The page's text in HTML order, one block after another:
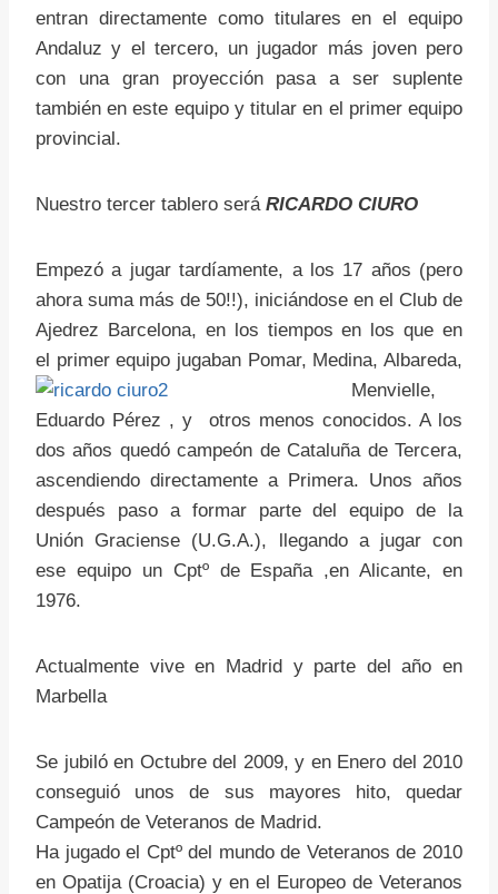
entran directamente como titulares en el equipo
Andaluz y el tercero, un jugador más joven pero
con una gran proyección pasa a ser suplente
también en este equipo y titular en el primer equipo
provincial.
Nuestro tercer tablero será RICARDO CIURO
Empezó a jugar tardíamente, a los 17 años (pero
ahora suma más de 50!!), iniciándose en el Club de
Ajedrez Barcelona, en los tiempos en los que en
el primer equipo jugaban Pomar, Medina, Albareda,
Menvielle,
Eduardo Pérez , y otros menos conocidos. A los
dos años quedó campeón de Cataluña de Tercera,
ascendiendo directamente a Primera. Unos años
después paso a formar parte del equipo de la
Unión Graciense (U.G.A.), llegando a jugar con
ese equipo un Cptº de España ,en Alicante, en
1976.
Actualmente vive en Madrid y parte del año en
Marbella
Se jubiló en Octubre del 2009, y en Enero del 2010
conseguió unos de sus mayores hito, quedar
Campeón de Veteranos de Madrid.
Ha jugado el Cptº del mundo de Veteranos de 2010
en Opatija (Croacia) y en el Europeo de Veteranos